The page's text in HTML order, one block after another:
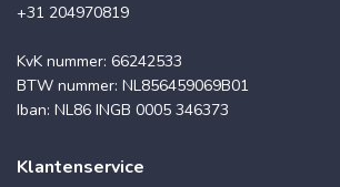
+31 204970819
KvK nummer: 66242533
BTW nummer: NL856459069B01
Iban: NL86 INGB 0005 346373
Klantenservice